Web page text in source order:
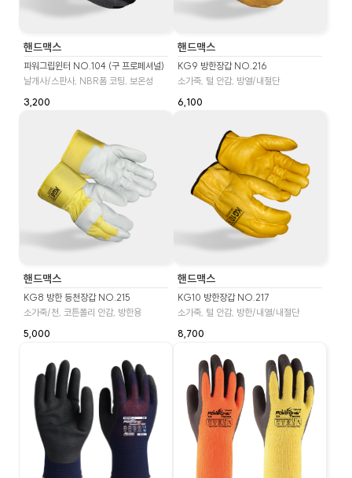
핸드맥스
파워그립윈터 NO.104 (구 프로페셔널)
날개사/스판사, NBR폼 코팅, 보온성
3,200
핸드맥스
KG9 방한장갑 NO.216
소가죽, 털 안감, 방열/내절단
6,100
핸드맥스
KG8 방한 등천장갑 NO.215
소가죽/천, 코튼폴리 안감, 방한용
5,000
핸드맥스
KG10 방한장갑 NO.217
소가죽, 털 안감, 방한/내열/내절단
8,700